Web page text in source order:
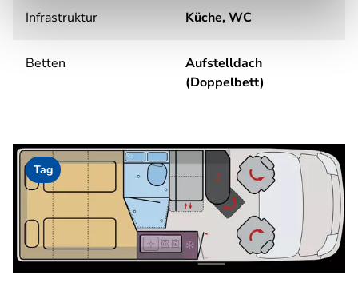
Infrastruktur Küche, WC
Betten
Aufstelldach
(Doppelbett)
Tag